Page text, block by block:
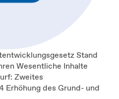
Stand
Wesentliche Inhalte
Zweites
Erhöhung des Grund- und